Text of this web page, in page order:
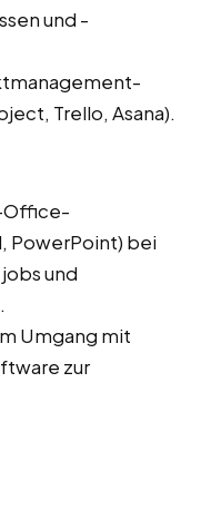
und -
Trello, Asana).
Office-
PowerPoint) bei
und
Umgang mit
zur